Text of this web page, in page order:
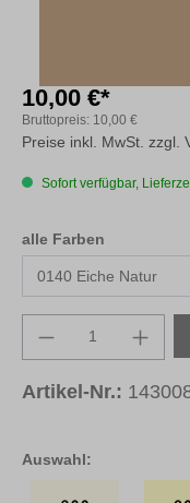
Auswahl:
10,00 €*
Bruttopreis: 10,00 €
Preise inkl. MwSt. zzgl.
Sofort verfügbar,
alle Farben
Produkt
Artikel-Nr.: